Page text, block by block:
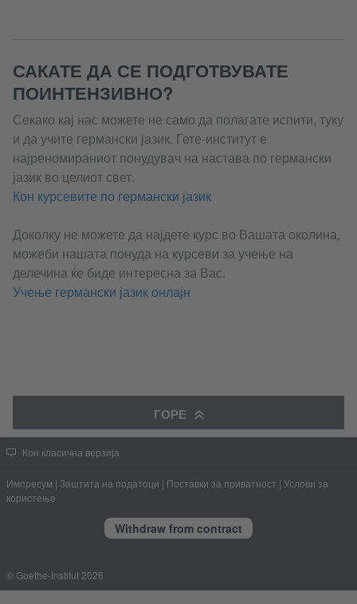
САКАТЕ ДА СЕ ПОДГОТВУВАТЕ
ПОИНТЕНЗИВНО?
Секако кај нас можете не само да полагате испити, туку
и да учите германски јазик. Гете-институт е
најреномираниот понудувач на настава по германски
јазик во целиот свет.
Кон курсевите по германски јазик
Доколку не можете да најдете курс во Вашата околина,
можеби нашата понуда на курсеви за учење на
делечина ќе биде интересна за Вас.
Учење германски јазик онлајн
ГОРЕ
Кон класична верзија
Импресум | Заштита на податоци | Поставки за приватност | Услови за
користење
Withdraw from contract
© Goethe-Institut 2026